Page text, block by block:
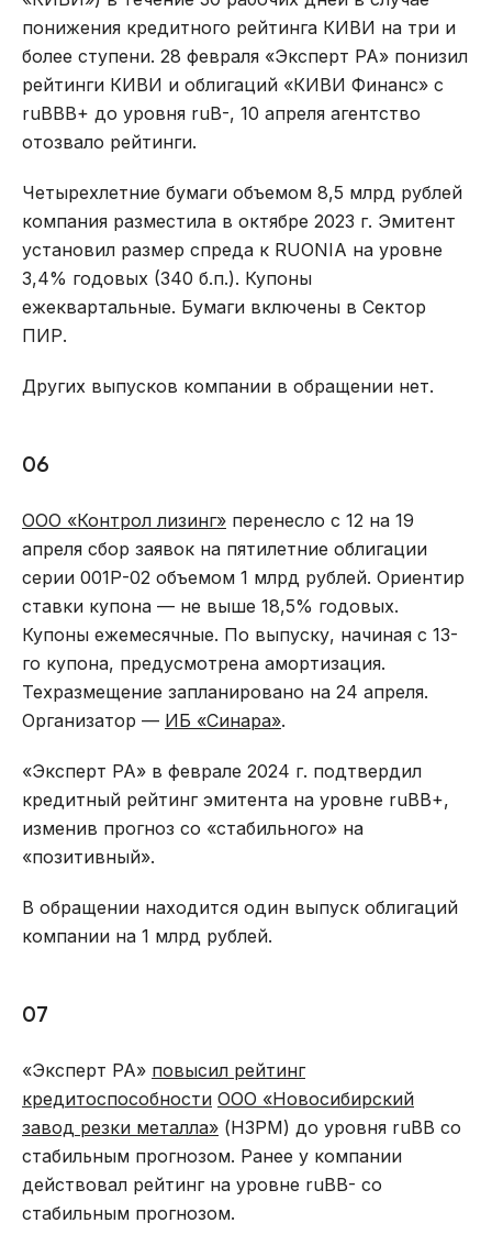
понижения кредитного рейтинга КИВИ на три и
более ступени. 28 февраля «Эксперт РА» понизил
рейтинги КИВИ и облигаций «КИВИ Финанс» с
ruBBB+ до уровня ruB-, 10 апреля агентство
отозвало рейтинги.
Четырехлетние бумаги объемом 8,5 млрд рублей
компания разместила в октябре 2023 г. Эмитент
установил размер спреда к RUONIA на уровне
3,4% годовых (340 б.п.). Купоны
ежеквартальные. Бумаги включены в Сектор
ПИР.
Других выпусков компании в обращении нет.
06
ООО «Контрол лизинг» перенесло с 12 на 19
апреля сбор заявок на пятилетние облигации
серии 001Р-02 объемом 1 млрд рублей. Ориентир
ставки купона — не выше 18,5% годовых.
Купоны ежемесячные. По выпуску, начиная с 13-
го купона, предусмотрена амортизация.
Техразмещение запланировано на 24 апреля.
Организатор — ИБ «Синара».
«Эксперт РА» в феврале 2024 г. подтвердил
кредитный рейтинг эмитента на уровне ruBB+,
изменив прогноз со «стабильного» на
«позитивный».
В обращении находится один выпуск облигаций
компании на 1 млрд рублей.
07
«Эксперт РА» повысил рейтинг
кредитоспособности ООО «Новосибирский
завод резки металла» (НЗРМ) до уровня ruBB со
стабильным прогнозом. Ранее у компании
действовал рейтинг на уровне ruBB- со
стабильным прогнозом.